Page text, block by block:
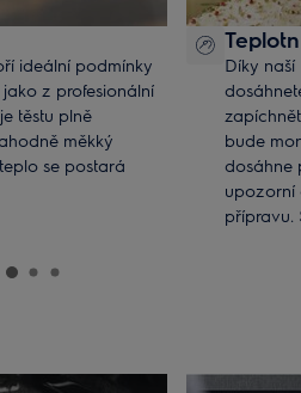
ideální podmínky
z profesionální
těstu plně
měkký
se postará
Díky
bude
dosáhne
upozorní
přípravu.